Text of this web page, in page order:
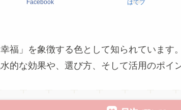
Facebook はてブ
福」を象徴する色として知られていま
的な効果や、選び方、そして活用のポイ